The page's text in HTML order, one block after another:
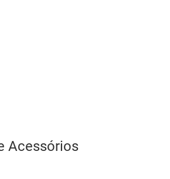
Acessórios